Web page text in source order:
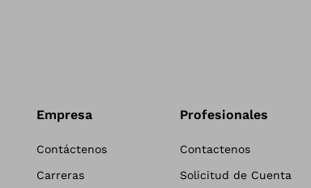
Empresa
Contáctenos
Carreras
Profesionales
Contactenos
Solicitud de Cuenta